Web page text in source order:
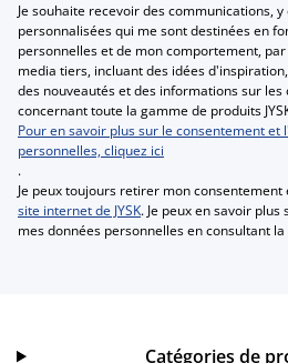
Je souhaite recevoir des communications,
personnalisées qui me sont destinées en
personnelles et de mon comportement,
media tiers, incluant des idées
des nouveautés et des informations sur
concernant toute la gamme de produits
Pour en savoir plus sur le consentement et
personnelles, cliquez ici
.
Je peux toujours retirer mon consentement
site internet de JYSK. Je peux en savoir plus
mes données personnelles en consultant la
Catégories de